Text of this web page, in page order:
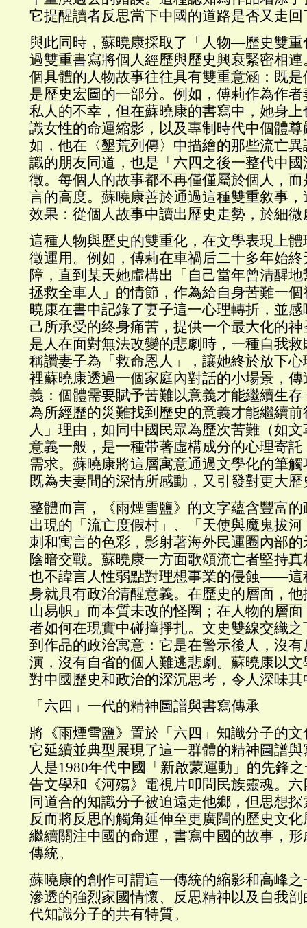
它提醒讀者反思當下中國的道路是否又走回
與此同時，蘇曉康採取了「人物—歷史雙重
過雙重書寫將個人經歷與歷史興衰緊密相
個具體的人物故事往往具有雙重意涵：既
是歷史宏圖的一部分。例如，傅莉作為作
私人的不幸，但在蘇曉康的書寫中，她身
識女性的命運縮影，以及專制時代中個體
如，他在〈墾荒列傳〉中描繪的那些流亡
識的朋友同道，也是「六四之後一整代中
徵。每個人的故事都不再僅僅屬於個人，
言的高度。蘇曉康善於通過這種雙重敘事
效果：從個人故事中讀出歷史走勢，於細
這種人物與歷史的雙重化，在文學表現上
徵運用。例如，傅莉在車禍后二十多年始
障，直到某天她虛構出「自己當年曾清醒
拯救全車人」的情節，作為給自身苦難一
曉康在書中記錄了妻子這一心理轉折，並
己所承受的终身痛苦，提供一个最大化的
是人在面對無法改變的悲劇時，一種自我
稱讚妻子為「救命恩人」，讓她終於放下
裡蘇曉康透過一個家庭內對話的小場景，
義：個體需要賦予苦難以意義才能繼續生
為所經歷的災難找到歷史的意義才能繼續
人」理由，如同中國民眾為歷次苦難（如
意義一般，是一種带著虛構成分的心理寄
需求。蘇曉康將這層寓意通過文學化的筆
既為夫妻間的深情所感動，又引發對更大
整體而言，《雨煙雪鹽》的文字蘊含豐富
出現的「流亡度假村」、「天使與魔鬼拔
刺和寓言的色彩，影射著海外民運圈內部
陰暗交戰。蘇曉康一方面歌頌流亡者堅持
也不諱言人性弱點對理想事業的侵蝕——這
身就具有政治清醒意義。在歷史的層面，
山易帜」而本質未改的怪圈；在人物的層
者如何在現實中碰撞掙扎。文史雙線交織
到作品的政治寓意：它是在警示後人，沒
演，沒有自省的個人難逃悲劇。蘇曉康以
對中國歷史和政治的深沉思考，令人深味其
「六四」一代的精神圖譜與書寫傳承
將《雨煙雪鹽》置於「六四」知識分子的
它延續並典型展現了這一群體的精神圖譜
人是1980年代中國「新啟蒙運動」的先鋒
告文學和《河殤》電視片叩問民族靈魂。
同道合的知識分子被迫遠走他鄉，但思想
反而將反思的觸角延伸至更廣闊的歷史文
繼續關注中國的命運，書寫中國的故事，
傳統。
蘇曉康的創作可謂這一傳統的縮影和高峰
滲透的強烈家國情懷、反思精神以及自我
代知識分子的共有特質。